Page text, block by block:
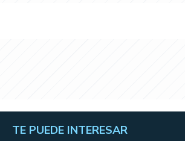
TE PUEDE INTERESAR